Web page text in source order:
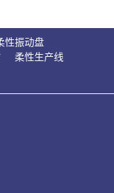
性振动盘
柔性生产线